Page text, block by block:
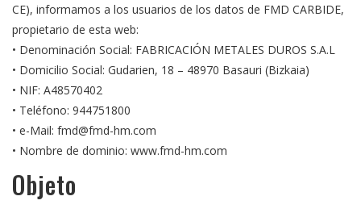
CE), informamos a los usuarios de los datos de FMD CARBIDE,
propietario de esta web:
• Denominación Social: FABRICACIÓN METALES DUROS S.A.L
• Domicilio Social: Gudarien, 18 – 48970 Basauri (Bizkaia)
• NIF: A48570402
• Teléfono: 944751800
• e-Mail: fmd@fmd-hm.com
• Nombre de dominio: www.fmd-hm.com
Objeto